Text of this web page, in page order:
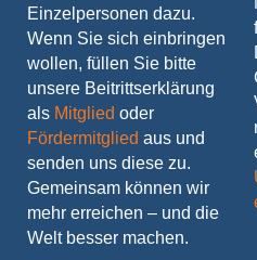
Einzelpersonen dazu.
Wenn Sie sich einbringen
wollen, füllen Sie bitte
unsere Beitrittserklärung
als Mitglied oder
Fördermitglied aus und
senden uns diese zu.
Gemeinsam können wir
mehr erreichen – und die
Welt besser machen.